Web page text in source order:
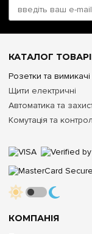
КОМПАНІЯ
КАТАЛОГ
Розетки та вимикачі
Щити електричні
Автоматика та
Комутація та